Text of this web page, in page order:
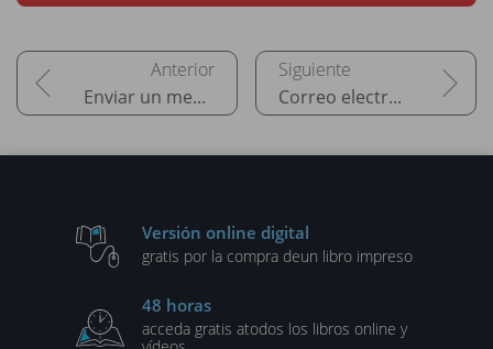
Enviar un mensaje Correo electrónico: vista y configuración
Versión online digital
gratis por la compra deun libro impreso
48 horas
acceda gratis atodos los libros online y